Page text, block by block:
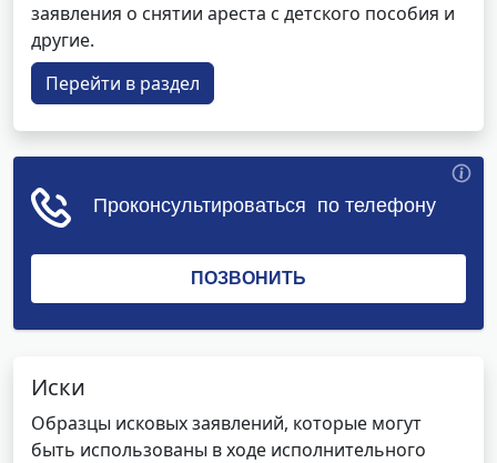
заявления о снятии ареста с детского пособия и
другие.
Перейти в раздел
Иски
Образцы исковых заявлений, которые могут
быть использованы в ходе исполнительного